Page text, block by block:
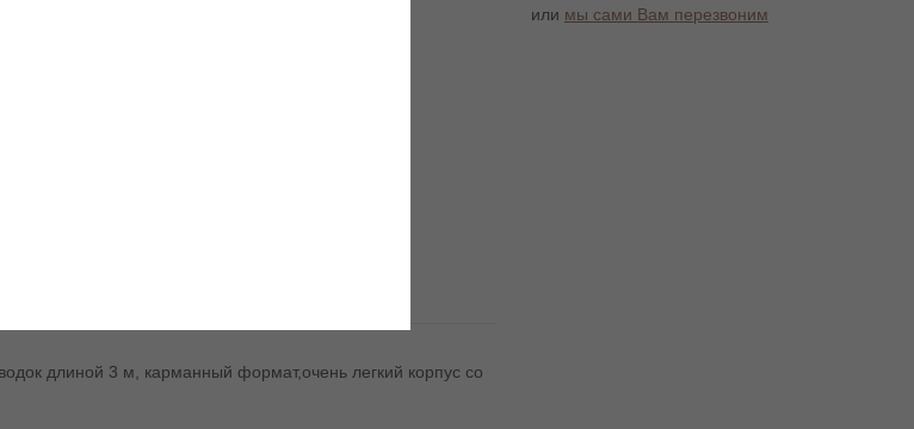
длиной 3 м, карманный формат,очень легкий корпус со
или мы сами Вам перезвоним